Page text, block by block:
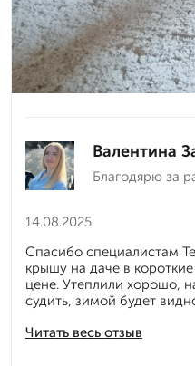
Валентина
Благодярю за
14.08.2025
Читать весь отзыв
Спасибо специалистам
крышу на даче в
цене. Утеплили хорошо,
судить, зимой будет